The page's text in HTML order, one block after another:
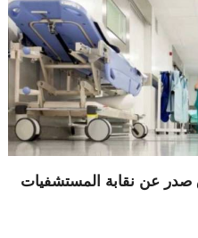
صدر عن نقابة المستشفيات